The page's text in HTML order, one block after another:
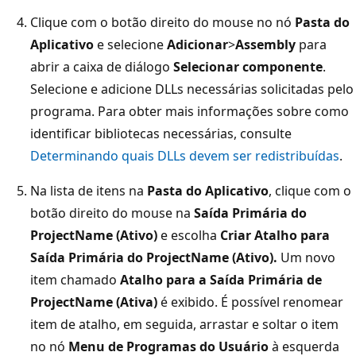
Clique com o botão direito do mouse no nó Pasta do
Aplicativoe selecioneAdicionar>Assembly para
abrir a caixa de diálogo Selecionar componente.
Selecione e adicione DLLs necessárias solicitadas pelo
programa. Para obter mais informações sobre como
identificar bibliotecas necessárias, consulte
Determinando quais DLLs devem ser redistribuídas.
Na lista de itens na Pasta do Aplicativo, clique com o
botão direito do mouse na Saída Primária do
ProjectName (Ativo)e escolha Criar Atalho para
Saída Primária do ProjectName (Ativo). Um novo
item chamado Atalho para a Saída Primária de
ProjectName (Ativa)é exibido. É possível renomear
item de atalho, em seguida, arrastar e soltar o item
no nó Menu de Programas do Usuárioà esquerda